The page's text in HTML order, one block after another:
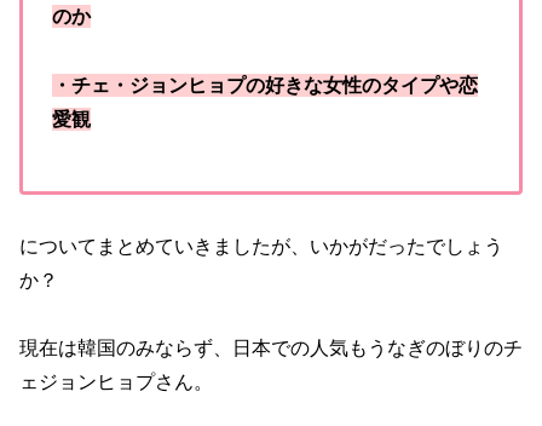
のか
・チェ・ジョンヒョプの好きな女性のタイプや恋
愛観
についてまとめていきましたが、いかがだったでしょう
か？
現在は韓国のみならず、日本での人気もうなぎのぼりのチ
ェジョンヒョプさん。